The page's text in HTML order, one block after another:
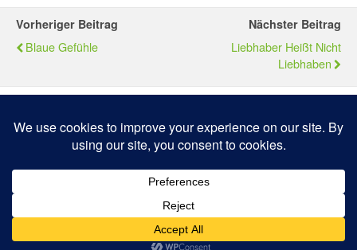
Vorheriger Beitrag
Blaue Gefühle
Nächster Beitrag
Liebhaber Heißt Nicht
Liebhaben
Zum Seitenanfang
Mobil Desktop